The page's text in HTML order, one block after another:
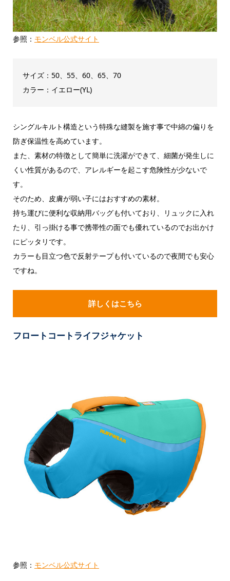
参照： モンベル公式サイト
サイズ：50、55、60、65、70
カラー：イエロー(YL)
シングルキルト構造という特殊な縫製を施す事で中綿の偏りを
防ぎ保温性を高めています。
また、素材の特徴として簡単に洗濯ができて、細菌が発生しに
くい性質があるので、アレルギーを起こす危険性が少ないで
す。
そのため、皮膚が弱い子にはおすすめの素材。
持ち運びに便利な収納用バッグも付いており、リュックに入れ
たり、引っ掛ける事で携帯性の面でも優れているのでお出かけ
にピッタリです。
カラーも目立つ色で反射テープも付いているので夜間でも安心
ですね。
詳しくはこちら
フロートコートライフジャケット
参照： モンベル公式サイト